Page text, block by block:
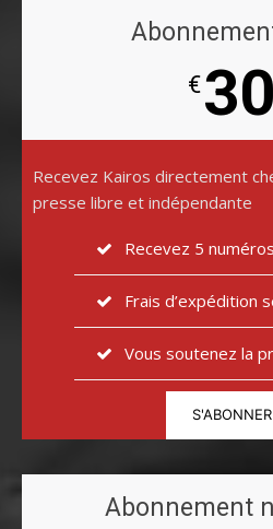
€30
Recevez Kairos directement
presse libre et indépendante
Recevez 5 numéros
Frais d’expédition
Vous soutenez la
S'ABONNER
Abonnement